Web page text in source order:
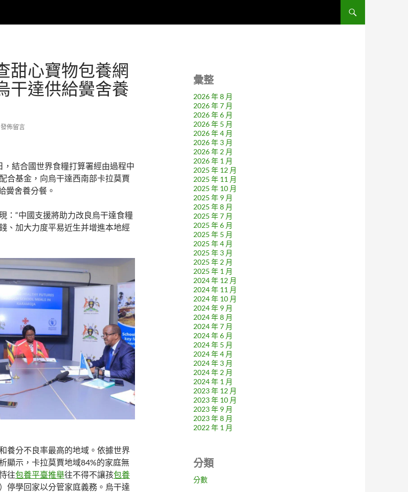
甜心寶物包養網
干達供給黌舍養
發佈留言
結合國世界食糧打算署經由過程中
合基金，向烏干達西南部卡拉莫賈
黌舍養分餐。
：“中國支援將助力改良烏干達食糧
、加大力度平易近生并增進本地經
養分不良率最高的地域。依據世界
顯示，卡拉莫賈地域84%的家庭無
往包養平臺推舉往不得不讓孩包養
停學回家以分管家庭義務。烏干達
彙整
2026 年 8 月
2026 年 7 月
2026 年 6 月
2026 年 5 月
2026 年 4 月
2026 年 3 月
2026 年 2 月
2026 年 1 月
2025 年 12 月
2025 年 11 月
2025 年 10 月
2025 年 9 月
2025 年 8 月
2025 年 7 月
2025 年 6 月
2025 年 5 月
2025 年 4 月
2025 年 3 月
2025 年 2 月
2025 年 1 月
2024 年 12 月
2024 年 11 月
2024 年 10 月
2024 年 9 月
2024 年 8 月
2024 年 7 月
2024 年 6 月
2024 年 5 月
2024 年 4 月
2024 年 3 月
2024 年 2 月
2024 年 1 月
2023 年 12 月
2023 年 10 月
2023 年 9 月
2023 年 8 月
2022 年 1 月
分類
分數